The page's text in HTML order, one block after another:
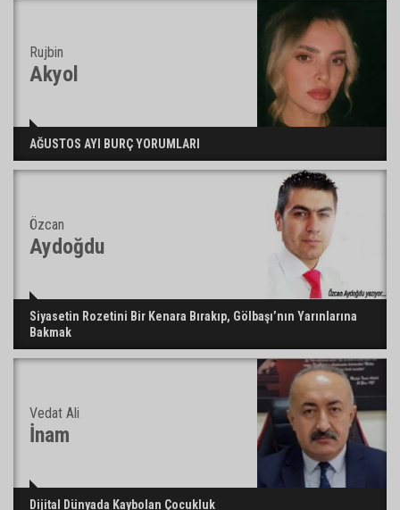
Rujbin
Akyol
AĞUSTOS AYI BURÇ YORUMLARI
Özcan
Aydoğdu
Siyasetin Rozetini Bir Kenara Bırakıp, Gölbaşı’nın Yarınlarına
Bakmak
Vedat Ali
İnam
Dijital Dünyada Kaybolan Çocukluk